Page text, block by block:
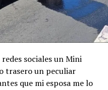
falleció
el
sociales un Mini
trasero un peculiar
que mi esposa me lo